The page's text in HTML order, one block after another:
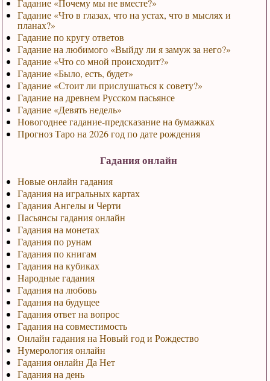
Гадание «Что в глазах, что на устах, что в мыслях и
планах?»
Гадание по кругу ответов
Гадание на любимого «Выйду ли я замуж за него?»
Гадание «Что со мной происходит?»
Гадание «Было, есть, будет»
Гадание «Стоит ли прислушаться к совету?»
Гадание на древнем Русском пасьянсе
Гадание «Девять недель»
Новогоднее гадание-предсказание на бумажках
Прогноз Таро на 2026 год по дате рождения
Гадания онлайн
Новые онлайн гадания
Гадания на игральных картах
Гадания Ангелы и Черти
Пасьянсы гадания онлайн
Гадания на монетах
Гадания по рунам
Гадания по книгам
Гадания на кубиках
Народные гадания
Гадания на любовь
Гадания на будущее
Гадания ответ на вопрос
Гадания на совместимость
Онлайн гадания на Новый год и Рождество
Нумерология онлайн
Гадания онлайн Да Нет
Гадания на день